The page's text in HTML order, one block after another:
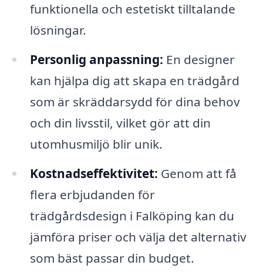
funktionella och estetiskt tilltalande
lösningar.
Personlig anpassning: En designer
kan hjälpa dig att skapa en trädgård
som är skräddarsydd för dina behov
och din livsstil, vilket gör att din
utomhusmiljö blir unik.
Kostnadseffektivitet: Genom att få
flera erbjudanden för
trädgårdsdesign i Falköping kan du
jämföra priser och välja det alternativ
som bäst passar din budget.